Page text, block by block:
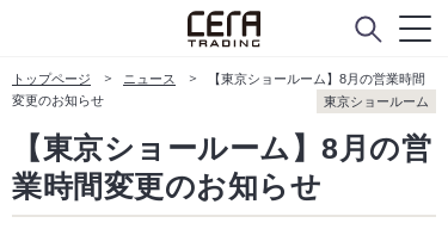
トップページ ニュース
【東京ショールーム】8月の営業時間
変更のお知らせ
東京ショールーム
【東京ショールーム】8月の営
業時間変更のお知らせ
ABOUT
会社概要